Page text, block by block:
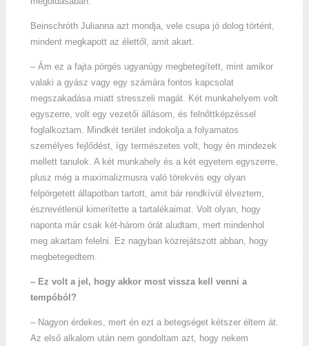
Beinschróth Julianna azt mondja, vele csupa jó dolog történt,
mindent megkapott az élettől, amit akart.
– Ám ez a fajta pörgés ugyanúgy megbetegített, mint amikor
valaki a gyász vagy egy számára fontos kapcsolat
megszakadása miatt stresszeli magát. Két munkahelyem volt
egyszerre, volt egy vezetői állásom, és felnőttképzéssel
foglalkoztam. Mindkét terület indokolja a folyamatos
személyes fejlődést, így természetes volt, hogy én mindezek
mellett tanulok. A két munkahely és a két egyetem egyszerre,
plusz még a maximalizmusra való törekvés egy olyan
felpörgetett állapotban tartott, amit bár rendkívül élveztem,
észrevétlenül kimerítette a tartalékaimat. Volt olyan, hogy
naponta már csak két-három órát aludtam, mert mindenhol
meg akartam felelni. Ez nagyban közrejátszott abban, hogy
megbetegedtem.
– Ez volt a jel, hogy akkor most vissza kell venni a
tempóból?
– Nagyon érdekes, mert én ezt a betegséget kétszer éltem át.
Az első alkalom után nem gondoltam azt, hogy nekem